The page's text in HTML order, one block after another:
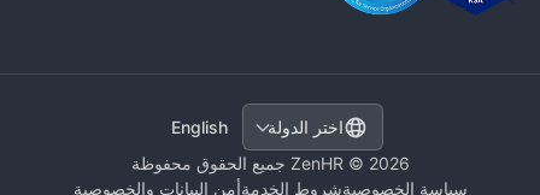
اختر الدولة
English
ZenHR © 2026 جميع الحقوق محفوظة
سياسة الخصوصيةشروط الخدمةأمن البيانات والخصوصية